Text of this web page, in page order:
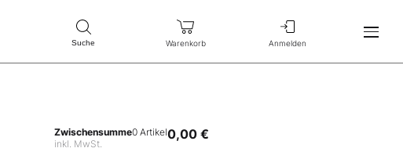
Suche Warenkorb Anmelden
Zwischensumme
inkl. MwSt.
0 Artikel0,00 €